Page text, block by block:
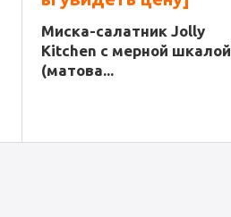
Миска-салатник Jolly
Kitchen c мерной шкалой
(матова...